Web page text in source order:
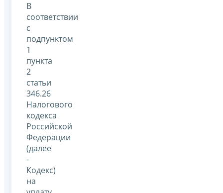
В
соответствии
с
подпунктом
1
пункта
2
статьи
346.26
Налогового
кодекса
Российской
Федерации
(далее
-
Кодекс)
на